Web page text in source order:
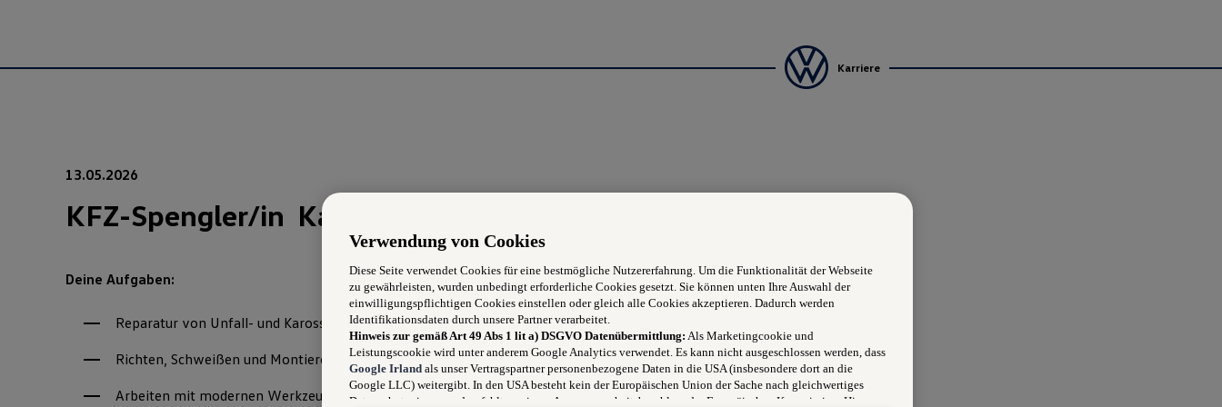
Karriere
13.05.2026
KFZ-Spengler/in Karosseriebautechniker/in Lehrling
Deine Aufgaben:
Reparatur von Unfall- und Karosserieschäden
Richten, Schweißen und Montieren von Fahrzeugteilen
Arbeiten mit modernen Werkzeugen und Systemen
Verwendung von Cookies
Diese Seite verwendet Cookies für eine bestmögliche Nutzererfahrung. Um die Funktionalität der Webseite
zu gewährleisten, wurden unbedingt erforderliche Cookies gesetzt. Sie können unten Ihre Auswahl der
einwilligungspflichtigen Cookies einstellen oder gleich alle Cookies akzeptieren. Dadurch werden
Identifikationsdaten durch unsere Partner verarbeitet.
Hinweis zur gemäß Art 49 Abs 1 lit a) DSGVO Datenübermittlung: Als Marketingcookie und
Leistungscookie wird unter anderem Google Analytics verwendet. Es kann nicht ausgeschlossen werden, dass
Google Irland als unser Vertragspartner personenbezogene Daten in die USA (insbesondere dort an die
Google LLC) weitergibt. In den USA besteht kein der Europäischen Union der Sache nach gleichwertiges
Datenschutzniveau und es fehlt an einem Angemessenheitsbeschluss der Europäischen Kommission. Hieraus